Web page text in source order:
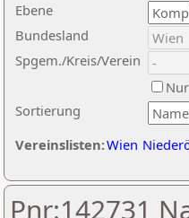
Ebene
Sortierung
Bundesland
Spgem./Kreis/Verein
Vereinslisten:Wien
Pnr:142731